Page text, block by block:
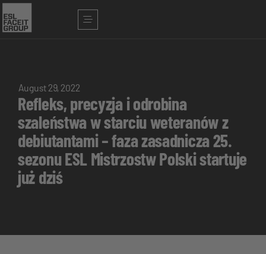
August 29, 2022
Refleks, precyzja i odrobina
szaleństwa w starciu weteranów z
debiutantami – faza zasadnicza 25.
sezonu ESL Mistrzostw Polski startuje
już dziś